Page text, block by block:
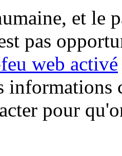
et le
pas
web activé
informations
pour